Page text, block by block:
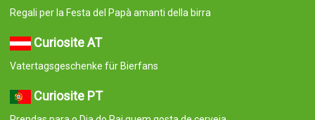
Regali per la Festa del Papà amanti della birra
Curiosite AT
Vatertagsgeschenke für Bierfans
Curiosite PT